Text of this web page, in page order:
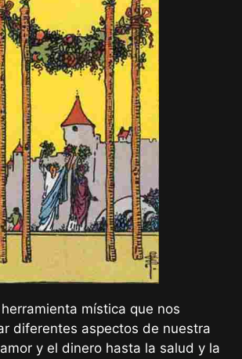
mística que nos
diferentes aspectos de nuestra
y el dinero hasta la salud y la